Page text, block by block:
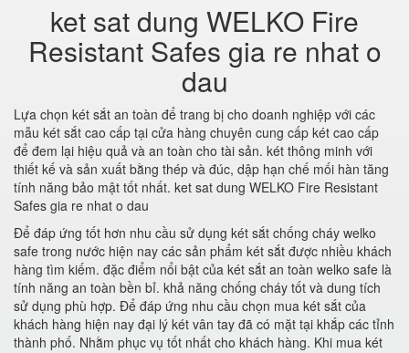
ket sat dung WELKO Fire
Resistant Safes gia re nhat o
dau
Lựa chọn két sắt an toàn để trang bị cho doanh nghiệp với các
mẫu két sắt cao cấp tại cửa hàng chuyên cung cấp két cao cấp
để đem lại hiệu quả và an toàn cho tài sản. két thông minh với
thiết kế và sản xuất bằng thép và đúc, dập hạn chế mối hàn tăng
tính năng bảo mật tốt nhất. ket sat dung WELKO Fire Resistant
Safes gia re nhat o dau
Để đáp ứng tốt hơn nhu cầu sử dụng két sắt chống cháy welko
safe trong nước hiện nay các sản phẩm két sắt được nhiều khách
hàng tìm kiếm. đặc điểm nổi bật của két sắt an toàn welko safe là
tính năng an toàn bền bỉ. khả năng chống cháy tốt và dung tích
sử dụng phù hợp. Để đáp ứng nhu cầu chọn mua két sắt của
khách hàng hiện nay đại lý két vân tay đã có mặt tại khắp các tỉnh
thành phố. Nhằm phục vụ tốt nhất cho khách hàng. Khi mua két